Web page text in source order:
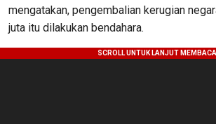
mengatakan, pengembalian kerugian
juta itu dilakukan bendahara.